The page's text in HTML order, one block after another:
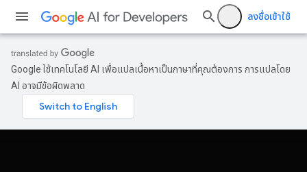
ลงชื่อเข้าใช้
Google ใช้เทคโนโลยี AI เพื่อแปลเนื้อหาเป็นภาษาที่คุณต้องการ การแปลโดย
AI อาจมีข้อผิดพลาด